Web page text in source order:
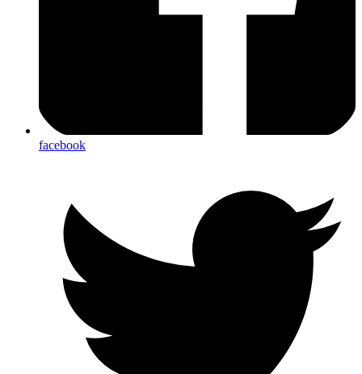
facebook